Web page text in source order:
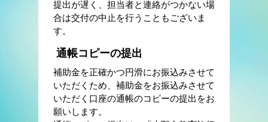
提出が遅く、担当者と連絡がつかない場
合は交付の中止を行うこともございま
す。
通帳コピーの提出
補助金を正確かつ円滑にお振込みさせて
いただくため、補助金をお振込みさせて
いただく口座の通帳のコピーの提出をお
願いします。